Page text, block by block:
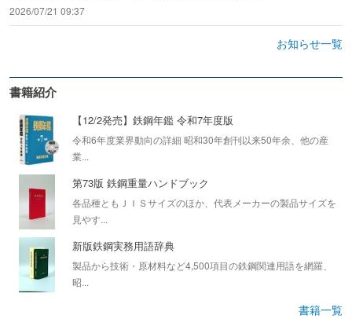
2026/07/21 09:37
お知らせ一覧
書籍紹介
【12/2発売】鉄鋼年鑑 令和7年度版
令和6年度業界動向の詳細 昭和30年創刊以来50年余、他の産
業...
第73版 鉄鋼重量ハンドブック
各品種ともＪＩＳサイズのほか、代表メーカーの製品サイズを
見やす...
新版鉄鋼実務用語辞典
製品から技術・原材料など4,500項目の鉄鋼関連用語を網羅、
昭...
書籍一覧